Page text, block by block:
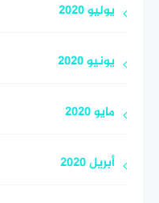
يوليو 2020
يونيو 2020
مايو 2020
أبريل 2020